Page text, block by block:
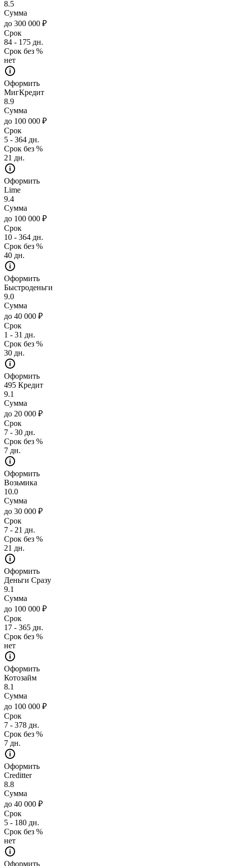
8.5
Сумма
до 300 000 ₽
Срок
84 - 175 дн.
Срок без %
нет
Оформить
МигКредит
8.9
Сумма
до 100 000 ₽
Срок
5 - 364 дн.
Срок без %
21 дн.
Оформить
Lime
9.4
Сумма
до 100 000 ₽
Срок
10 - 364 дн.
Срок без %
40 дн.
Оформить
Быстроденьги
9.0
Сумма
до 40 000 ₽
Срок
1 - 31 дн.
Срок без %
30 дн.
Оформить
495 Кредит
9.1
Сумма
до 20 000 ₽
Срок
7 - 30 дн.
Срок без %
7 дн.
Оформить
Возьмика
10.0
Сумма
до 30 000 ₽
Срок
7 - 21 дн.
Срок без %
21 дн.
Оформить
Деньги Сразу
9.1
Сумма
до 100 000 ₽
Срок
17 - 365 дн.
Срок без %
нет
Оформить
Котозайм
8.1
Сумма
до 100 000 ₽
Срок
7 - 378 дн.
Срок без %
7 дн.
Оформить
Creditter
8.8
Сумма
до 40 000 ₽
Срок
5 - 180 дн.
Срок без %
нет
Оформить